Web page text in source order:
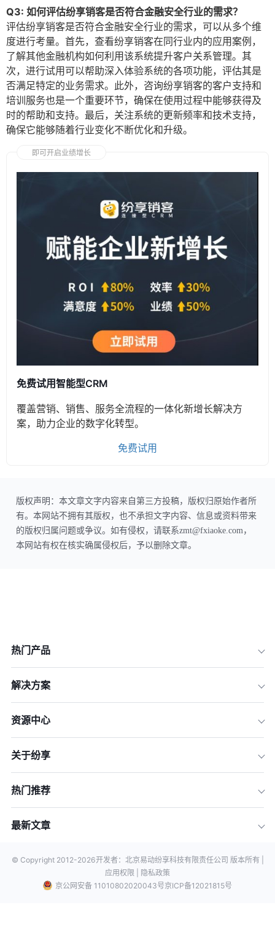
Q3: 如何评估纷享销客是否符合金融安全行业的需求？
评估纷享销客是否符合金融安全行业的需求，可以从多个维
度进行考量。首先，查看纷享销客在同行业内的应用案例，
了解其他金融机构如何利用该系统提升客户关系管理。其
次，进行试用可以帮助深入体验系统的各项功能，评估其是
否满足特定的业务需求。此外，咨询纷享销客的客户支持和
培训服务也是一个重要环节，确保在使用过程中能够获得及
时的帮助和支持。最后，关注系统的更新频率和技术支持，
确保它能够随着行业变化不断优化和升级。
即可开启业绩增长
免费试用智能型CRM
覆盖营销、销售、服务全流程的一体化新增长解决方
案，助力企业的数字化转型。
免费试用
版权声明：本文章文字内容来自第三方投稿，版权归原始作者所
有。本网站不拥有其版权，也不承担文字内容、信息或资料带来
的版权归属问题或争议。如有侵权，请联系zmt@fxiaoke.com，
本网站有权在核实确属侵权后，予以删除文章。
热门产品
解决方案
资源中心
关于纷享
热门推荐
最新文章
© Copyright 2012-2026开发者：北京易动纷享科技有限责任公司 版本所有 |
应用权限 |
隐私政策
京公网安备 11010802020043号京ICP备12021815号